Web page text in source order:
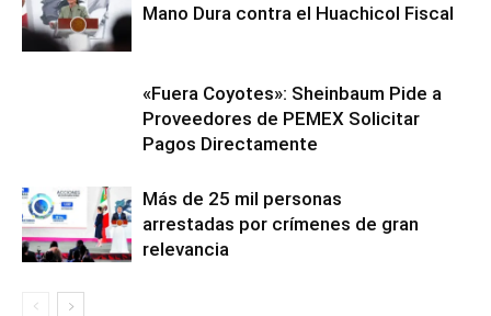
Mano Dura contra el Huachicol Fiscal
«Fuera Coyotes»: Sheinbaum Pide a
Proveedores de PEMEX Solicitar
Pagos Directamente
Más de 25 mil personas
arrestadas por crímenes de gran
relevancia